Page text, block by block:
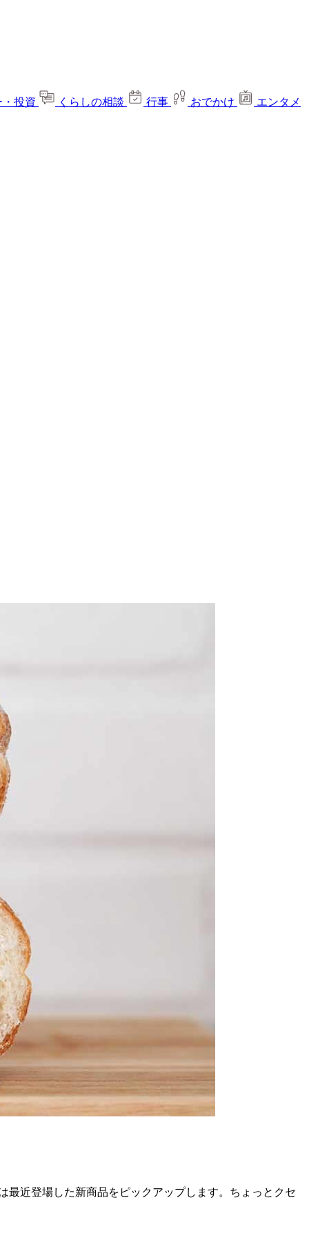
投資 くらしの相談 行事 おでかけ エンタメ
近登場した新商品をピックアップします。ちょっとクセ